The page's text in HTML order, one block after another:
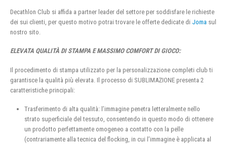
Decathlon Club si affida a partner leader del settore per soddisfare le richieste
dei sui clienti, per questo motivo potrai trovare le offerte dedicate di Joma sul
nostro sito.
ELEVATA QUALITÀ DI STAMPA E MASSIMO COMFORT DI GIOCO:
Il procedimento di stampa utilizzato per la personalizzazione completi club ti
garantisce la qualità più elevata. Il processo di SUBLIMAZIONE presenta 2
caratteristiche principali:
Trasferimento di alta qualità: l’immagine penetra letteralmente nello
strato superficiale del tessuto, consentendo in questo modo di ottenere
un prodotto perfettamente omogeneo a contatto con la pelle
(contrariamente alla tecnica del flocking, in cui l’immagine è applicata al